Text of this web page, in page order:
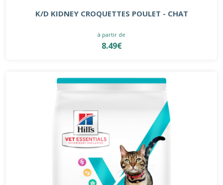
K/D KIDNEY CROQUETTES POULET - CHAT
à partir de
8.49€